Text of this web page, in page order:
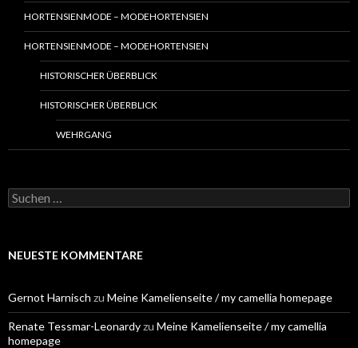
HORTENSIENMODE – MODEHORTENSIEN
HORTENSIENMODE – MODEHORTENSIEN
HISTORISCHER ÜBERBLICK
HISTORISCHER ÜBERBLICK
WEHRGANG
S
u
e
a
c
h
:
NEUESTE KOMMENTARE
Gernot Harnisch zu Meine Kamelienseite / my camellia homepage
Renate Tessmar-Leonardyzu Meine Kamelienseite / my camellia
homepage